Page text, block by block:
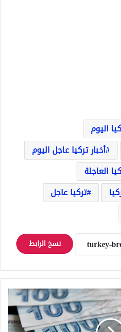
اليوم
أخبار تركيا عاجل اليوم
العاجلة
تركيا عاجل
نسخ الرابط